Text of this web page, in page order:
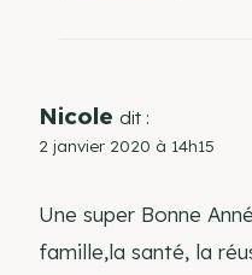
Nicole dit :
2 janvier 2020 à 14h15
Une super Bonne
famille,la santé, la